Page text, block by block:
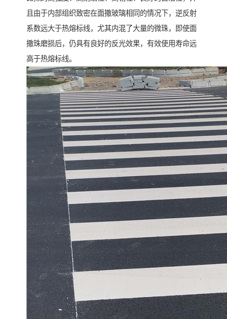
且由于内部组织致密在面撒玻璃相同的情况下，逆反射
系数远大于热熔标线，尤其内混了大量的微珠，即使面
撒珠磨损后，仍具有良好的反光效果，有效使用寿命远
高于热熔标线。